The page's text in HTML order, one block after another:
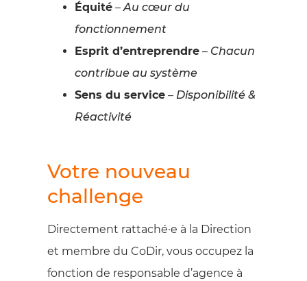
Équité –Au cœur du
fonctionnement
Esprit d’entreprendre – Chacun
contribue au système
Sens du service – Disponibilité &
Réactivité
Directement rattaché·e à la Direction
et membre du CoDir, vous occupez la
fonction de responsable d’agence à
Votre nouveau
challenge